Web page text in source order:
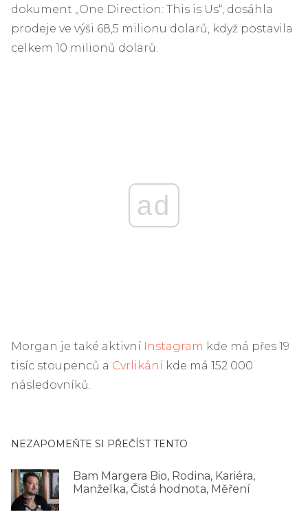
dokument „One Direction: This is Us“, dosáhla
prodeje ve výši 68,5 milionu dolarů, když postavila
celkem 10 milionů dolarů.
ad
Morgan je také aktivní Instagram kde má přes 19
tisíc stoupenců a Cvrlikání kde má 152 000
následovníků.
NEZAPOMEŇTE SI PŘEČÍST TENTO
Bam Margera Bio, Rodina, Kariéra,
Manželka, Čistá hodnota, Měření